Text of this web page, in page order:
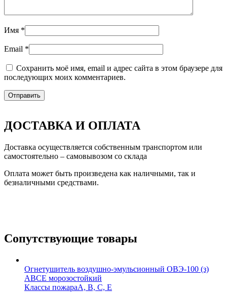
Имя *
Email *
Сохранить моё имя, email и адрес сайта в этом браузере для
последующих моих комментариев.
ДОСТАВКА И ОПЛАТА
Доставка осуществляется собственным транспортом или
самостоятельно – самовывозом со склада
Оплата может быть произведена как наличными, так и
безналичными средствами.
Сопутствующие товары
Огнетушитель воздушно-эмульсионный ОВЭ-100 (з)
АВCЕ морозостойкий
Классы пожараA, B, C, E